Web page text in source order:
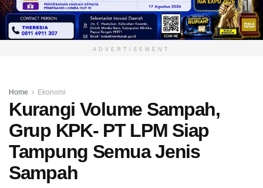
ADVERTISEMENT
Home Ekonomi
Kurangi Volume Sampah,
Grup KPK- PT LPM Siap
Tampung Semua Jenis
Sampah